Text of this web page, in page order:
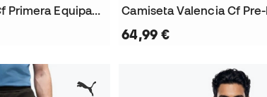
Conjunto Valencia Cf Primera Equipación 2026-2027 Bebé
64,99 €